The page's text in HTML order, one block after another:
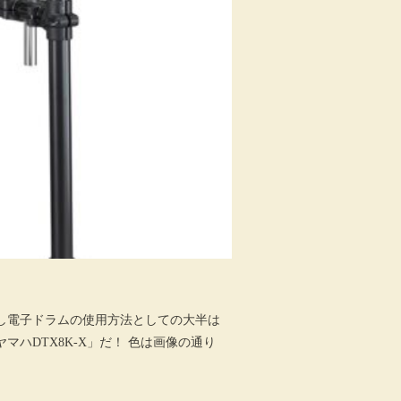
子ドラムの使用方法としての大半は
ハDTX8K-X」だ！ 色は画像の通り